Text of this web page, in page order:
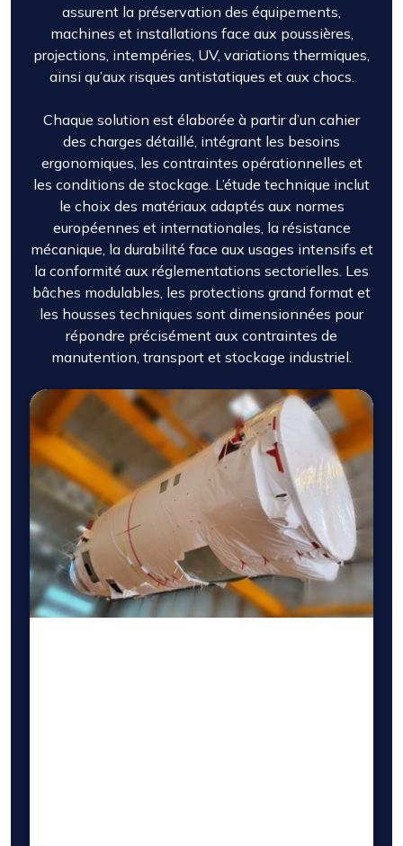
assurent la préservation des équipements,
machines et installations face aux poussières,
projections, intempéries, UV, variations thermiques,
ainsi qu’aux risques antistatiques et aux chocs.
Chaque solution est élaborée à partir d’un cahier
des charges détaillé, intégrant les besoins
ergonomiques, les contraintes opérationnelles et
les conditions de stockage. L’étude technique inclut
le choix des matériaux adaptés aux normes
européennes et internationales, la résistance
mécanique, la durabilité face aux usages intensifs et
la conformité aux réglementations sectorielles. Les
bâches modulables, les protections grand format et
les housses techniques sont dimensionnées pour
répondre précisément aux contraintes de
manutention, transport et stockage industriel.